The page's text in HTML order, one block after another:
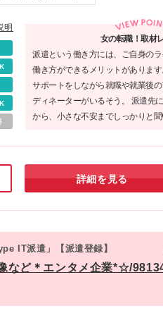
。 ▼受動喫煙対
明
女の転職！取材
派遣という働き方には、ご自身の
働き方ができるメリットがありま
サポートをしながら就職や就業後
ディネーターがいるそう。 派遣先
から、小さな不安までしっかりと
詳細を見る
IT派遣」【派遣登録】
など＊エンタメ企業*☆/